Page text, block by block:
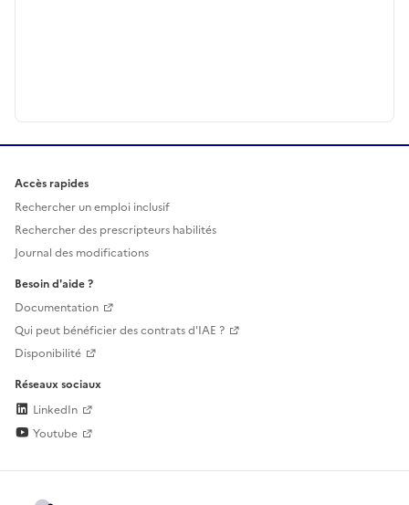
Accès rapides
Rechercher un emploi inclusif
Rechercher des prescripteurs habilités
Journal des modifications
Besoin d'aide ?
Documentation
Qui peut bénéficier des contrats d'IAE ?
Disponibilité
Réseaux sociaux
LinkedIn
Youtube